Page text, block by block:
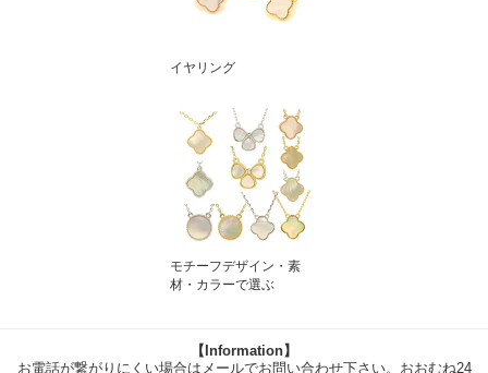
イヤリング
モチーフデザイン・素
材・カラーで選ぶ
【Information】
お電話が繋がりにくい場合はメールでお問い合わせ下さい。おおむね24